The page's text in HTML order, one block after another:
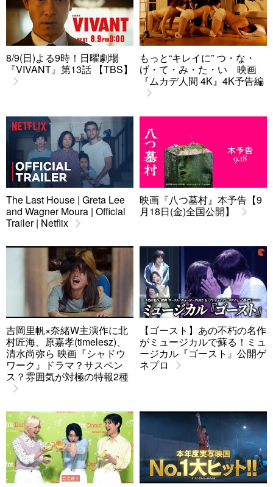
8/9(日)よる9時！日曜劇場
『VIVANT』第13話 【TBS】
もっと“キレイに” つ・な・
げ・て・み・た・い 映画
『ムカデ人間 4K』4K予告編
The Last House | Greta Lee
and Wagner Moura | Official
Trailer | Netflix
映画『八つ墓村』本予告【9
月18日(金)全国公開】
吉岡里帆×奈緒W主演作に北
村匠海、原嘉孝(timelesz)、
清水尚弥ら 映画『シャドウ
ワーク』ドラマ？サスペン
ス？雰囲気が対極の特報2種
【ゴースト】あの不朽の名作
がミュージカルで蘇る！ミュ
ージカル『ゴースト』公開ゲ
ネプロ